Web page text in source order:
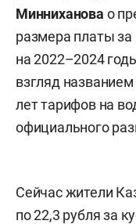
Минниханова о
размера платы
на 2022–2024
взгляд
лет тарифов на
официального
Сейчас жители
по 22,3 рубля за